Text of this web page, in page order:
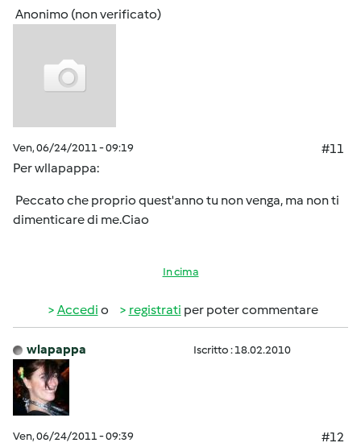
Anonimo (non verificato)
Ven, 06/24/2011 - 09:19
#11
Per wllapappa:
Peccato che proprio quest'anno tu non venga, ma non ti
dimenticare di me.Ciao
In cima
Accedi o registrati per poter commentare
wlapappa Iscritto : 18.02.2010
Ven, 06/24/2011 - 09:39 #12